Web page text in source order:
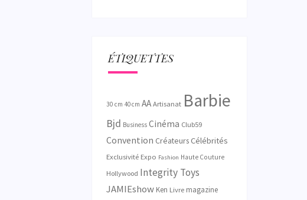
ÉTIQUETTES
30 cm 40 cm AA Artisanat Barbie
Bjd Business Cinéma Club59
Convention CréateursCélébrités
Exclusivité Expo Fashion Haute Couture
Hollywood Integrity Toys
JAMIEshow Ken Livre magazine